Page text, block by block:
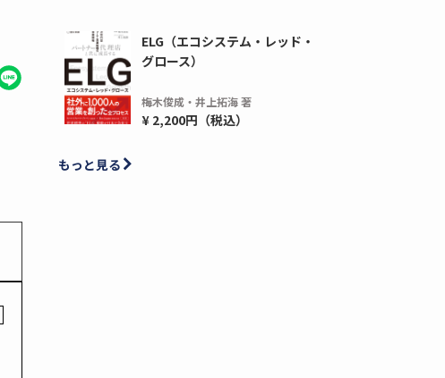
ELG（エコシステム・レッド・
グロース）
梅木俊成・井上拓海 著
¥ 2,200円（税込）
もっと見る